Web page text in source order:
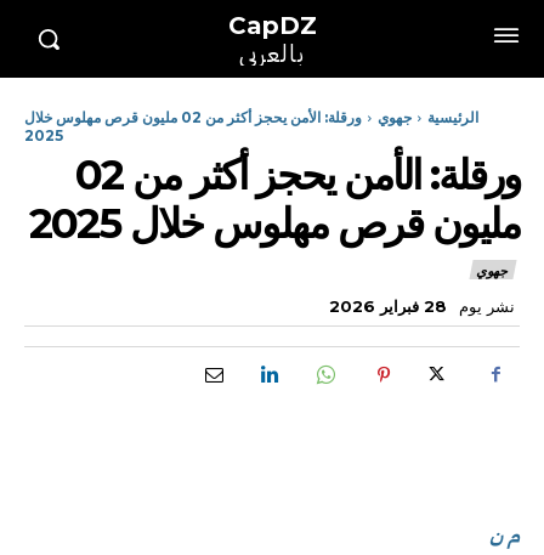
CapDZ
بالعربي
الرئيسية جهوي
ورقلة: الأمن يحجز أكثر من 02 مليون قرص مهلوس خلال
2025
ورقلة: الأمن يحجز أكثر من 02
مليون قرص مهلوس خلال 2025
جهوي
نشر يوم 28 فبراير 2026
م ن